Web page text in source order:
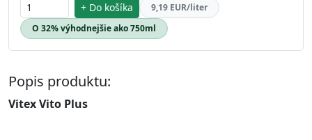
+ Do košíka
9,19 EUR/liter
O 32% výhodnejšie ako 750ml
Popis produktu:
Vitex Vito Plus